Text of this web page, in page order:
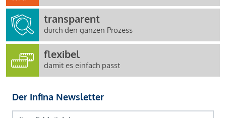
transparent
durch den ganzen Prozess
flexibel
damit es einfach passt
Der Infina Newsletter